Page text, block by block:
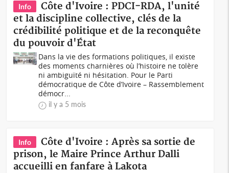
Info
Côte d'Ivoire : PDCI-RDA, l'unité
et la discipline collective, clés de la
crédibilité politique et de la reconquête
du pouvoir d'État
Dans la vie des formations politiques, il existe
des moments charnières où l’histoire ne tolère
ni ambiguïté ni hésitation. Pour le Parti
démocratique de Côte d’Ivoire – Rassemblement
démocr...
il y a 5 mois
Info
Côte d'Ivoire : Après sa sortie de
prison, le Maire Prince Arthur Dalli
accueilli en fanfare à Lakota